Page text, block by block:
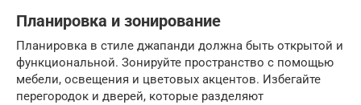
Планировка и зонирование
Планировка в стиле джапанди должна быть открытой и
функциональной. Зонируйте пространство с помощью
мебели, освещения и цветовых акцентов. Избегайте
перегородок и дверей, которые разделяют